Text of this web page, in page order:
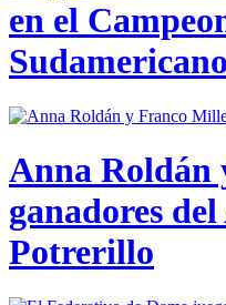
en el
Anna
ganadores
Potrerillo